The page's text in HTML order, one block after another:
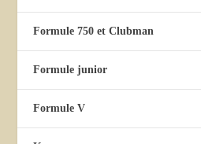
Formule 750 et Clubman
Formule junior
Formule V